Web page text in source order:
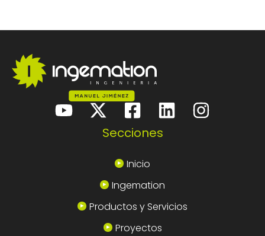
Secciones
Inicio
Ingemation
Productos y Servicios
Proyectos